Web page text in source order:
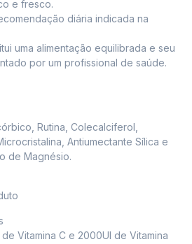
e fresco.
diária indicada na
uma alimentação equilibrada e seu
por um profissional de saúde.
Rutina, Colecalciferol,
Antiumectante Sílica e
de Magnésio.
Vitamina C e 2000UI de Vitamina